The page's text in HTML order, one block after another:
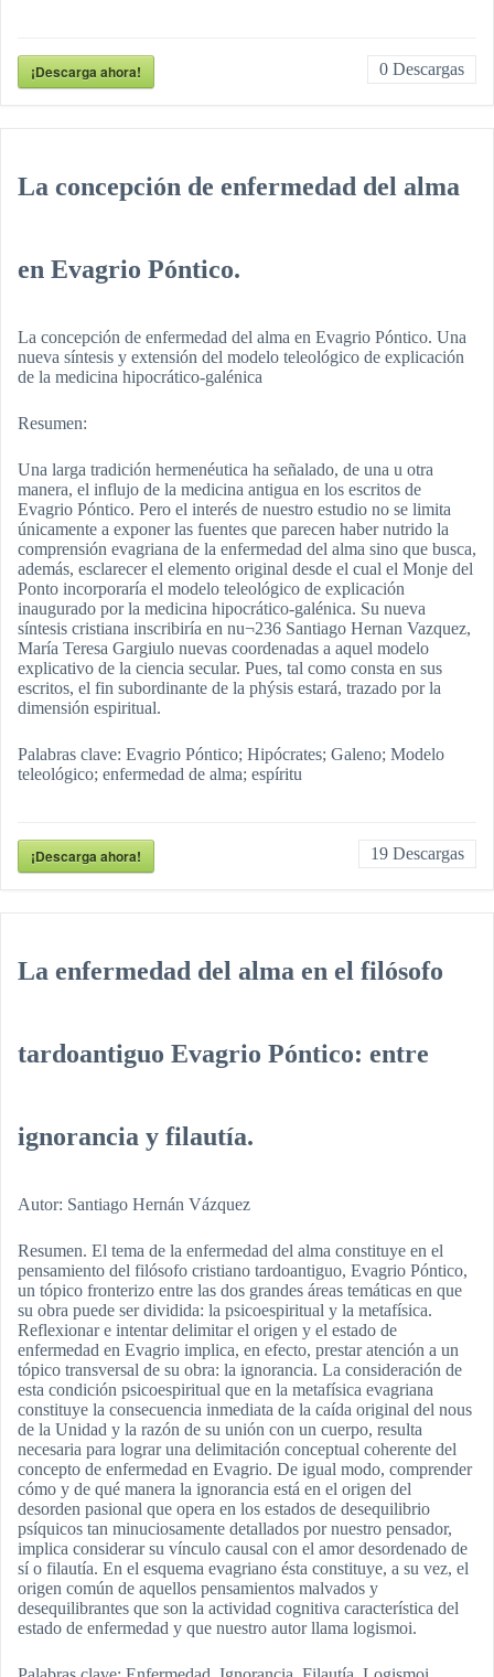
¡Descarga ahora! 0 Descargas
La concepción de enfermedad del alma
en Evagrio Póntico.
La concepción de enfermedad del alma en Evagrio Póntico. Una
nueva síntesis y extensión del modelo teleológico de explicación
de la medicina hipocrático-galénica
Resumen:
Una larga tradición hermenéutica ha señalado, de una u otra
manera, el influjo de la medicina antigua en los escritos de
Evagrio Póntico. Pero el interés de nuestro estudio no se limita
únicamente a exponer las fuentes que parecen haber nutrido la
comprensión evagriana de la enfermedad del alma sino que busca,
además, esclarecer el elemento original desde el cual el Monje del
Ponto incorporaría el modelo teleológico de explicación
inaugurado por la medicina hipocrático-galénica. Su nueva
síntesis cristiana inscribiría en nu¬236 Santiago Hernan Vazquez,
María Teresa Gargiulo nuevas coordenadas a aquel modelo
explicativo de la ciencia secular. Pues, tal como consta en sus
escritos, el fin subordinante de la phýsis estará, trazado por la
dimensión espiritual.
Palabras clave: Evagrio Póntico; Hipócrates; Galeno; Modelo
teleológico; enfermedad de alma; espíritu
¡Descarga ahora! 19 Descargas
La enfermedad del alma en el filósofo
tardoantiguo Evagrio Póntico: entre
ignorancia y filautía.
Autor: Santiago Hernán Vázquez
Resumen. El tema de la enfermedad del alma constituye en el
pensamiento del filósofo cristiano tardoantiguo, Evagrio Póntico,
un tópico fronterizo entre las dos grandes áreas temáticas en que
su obra puede ser dividida: la psicoespiritual y la metafísica.
Reflexionar e intentar delimitar el origen y el estado de
enfermedad en Evagrio implica, en efecto, prestar atención a un
tópico transversal de su obra: la ignorancia. La consideración de
esta condición psicoespiritual que en la metafísica evagriana
constituye la consecuencia inmediata de la caída original del nous
de la Unidad y la razón de su unión con un cuerpo, resulta
necesaria para lograr una delimitación conceptual coherente del
concepto de enfermedad en Evagrio. De igual modo, comprender
cómo y de qué manera la ignorancia está en el origen del
desorden pasional que opera en los estados de desequilibrio
psíquicos tan minuciosamente detallados por nuestro pensador,
implica considerar su vínculo causal con el amor desordenado de
sí o filautía. En el esquema evagriano ésta constituye, a su vez, el
origen común de aquellos pensamientos malvados y
desequilibrantes que son la actividad cognitiva característica del
estado de enfermedad y que nuestro autor llama logismoi.